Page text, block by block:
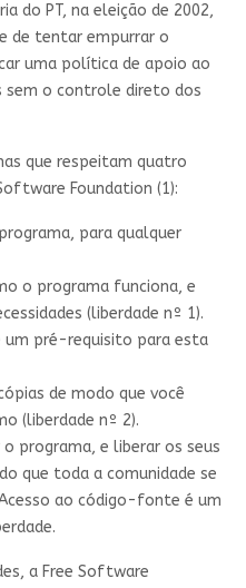
do PT, na eleição de 2002,
de tentar empurrar o
uma política de apoio ao
o controle direto dos
que respeitam quatro
Foundation (1):
para qualquer
o programa funciona, e
(liberdade nº 1).
pré-requisito para esta
de modo que você
(liberdade nº 2).
programa, e liberar os seus
que toda a comunidade se
ao código-fonte é um
a Free Software